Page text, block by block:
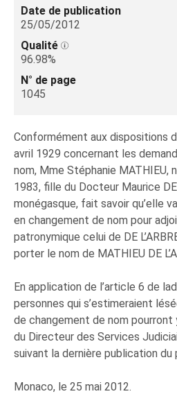
Date de publication
25/05/2012
Qualité
96.98%
N° de page
1045
Conformément aux dispositions
avril 1929 concernant les
nom, Mme Stéphanie MATHIEU,
1983, fille du Docteur Maurice DE
monégasque, fait savoir qu’elle
en changement de nom pour
patronymique celui de DE
porter le nom de MATHIEU DE
En application de l’article 6 de
personnes qui s’estimeraient
de changement de nom
du Directeur des Services
suivant la dernière publication du
Monaco, le 25 mai 2012.